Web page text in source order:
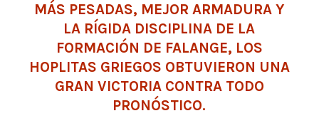
MÁS PESADAS, MEJOR ARMADURA Y
LA RÍGIDA DISCIPLINA DE LA
FORMACIÓN DE FALANGE, LOS
HOPLITAS GRIEGOS OBTUVIERON UNA
GRAN VICTORIA CONTRA TODO
PRONÓSTICO.